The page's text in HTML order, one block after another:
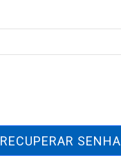
RECUPERAR SENHA